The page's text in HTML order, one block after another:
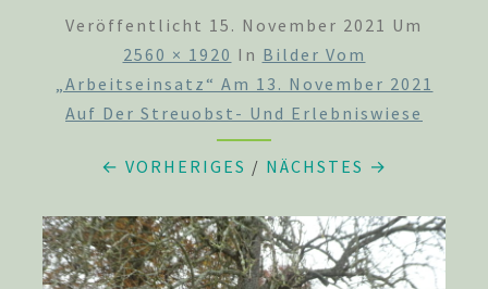
Veröffentlicht 15. November 2021 Um
2560 × 1920 In Bilder Vom
„Arbeitseinsatz“ Am 13. November 2021
Auf Der Streuobst- Und Erlebniswiese
← VORHERIGES / NÄCHSTES →